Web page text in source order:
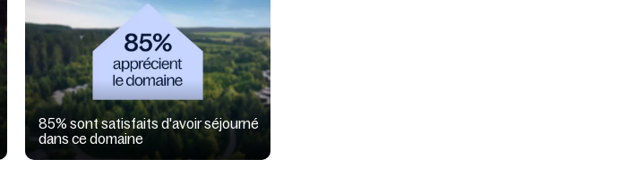
85% sont satisfaits d'avoir séjourné
dans ce domaine